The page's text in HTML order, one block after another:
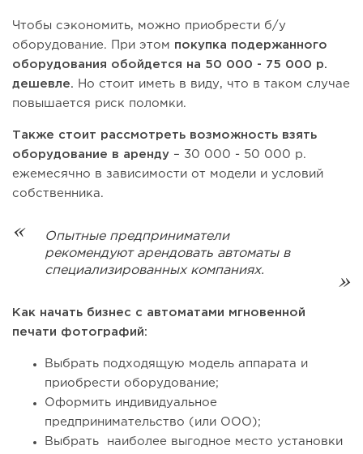
Чтобы сэкономить, можно приобрести б/у
оборудование. При этом покупка подержанного
оборудования обойдется на 50 000 - 75 000 р.
дешевле. Но стоит иметь в виду, что в таком случае
повышается риск поломки.
Также стоит рассмотреть возможность взять
оборудование в аренду – 30 000 - 50 000 р.
ежемесячно в зависимости от модели и условий
собственника.
Опытные предприниматели
рекомендуют арендовать автоматы в
специализированных компаниях.
Как начать бизнес с автоматами мгновенной
печати фотографий:
Выбрать подходящую модель аппарата и
приобрести оборудование;
Оформить индивидуальное
предпринимательство (или ООО);
Выбрать наиболее выгодное место установки